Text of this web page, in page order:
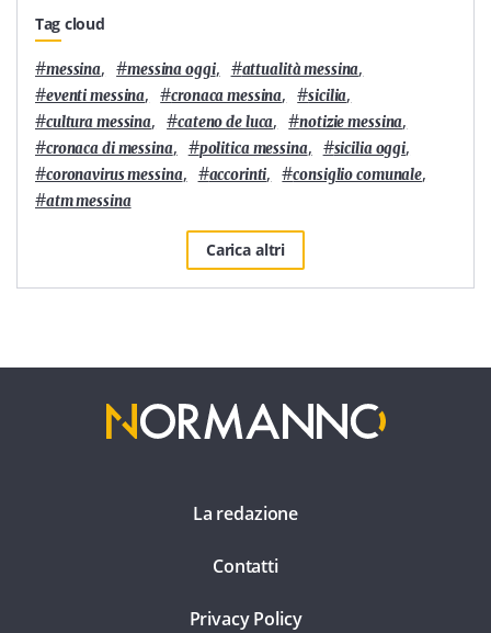
Tag cloud
#messina, #messina oggi, #attualità messina,
#eventi messina, #cronaca messina, #sicilia,
#cultura messina, #cateno de luca, #notizie messina,
#cronaca di messina, #politica messina, #sicilia oggi,
#coronavirus messina, #accorinti, #consiglio comunale,
#atm messina
Carica altri
La redazione
Contatti
Privacy Policy